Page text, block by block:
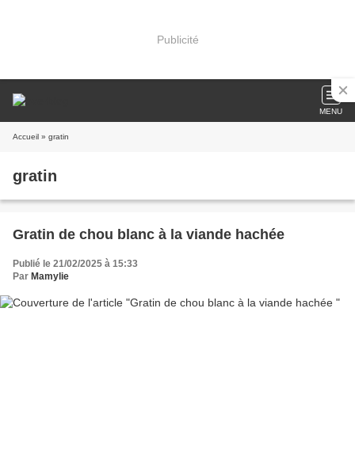
Publicité
MENU
Accueil » gratin
gratin
Gratin de chou blanc à la viande hachée
Publié le 21/02/2025 à 15:33
Par Mamylie